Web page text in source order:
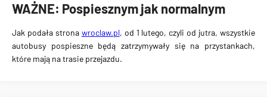
WAŻNE: Pospiesznym jak normalnym
Jak podała strona wroclaw.pl, od 1 lutego, czyli od jutra,wszystkie
autobusy pospieszne będą zatrzymywały się na przystankach,
które mają na trasie przejazdu.